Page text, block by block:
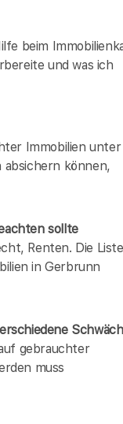
beim
und was ich
Immobilien unter
absichern können,
sollte
Renten. Die Liste
in Gerbrunn
gebrauchter
muss